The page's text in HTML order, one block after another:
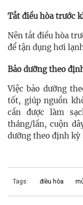
Tắt điều hòa trước
Nên tắt điều hòa
để tận dụng hơi
Bảo dưỡng theo
Việc bảo dưỡng
tốt, giúp nguồn
cần được làm
tháng/lần, cuộn
dưỡng theo định kỳ
Tags: điều hòa